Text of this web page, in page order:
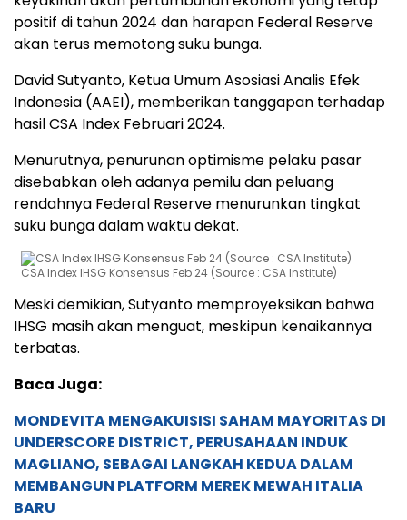
positif di tahun 2024 dan harapan Federal Reserve
akan terus memotong suku bunga.
David Sutyanto, Ketua Umum Asosiasi Analis Efek
Indonesia (AAEI), memberikan tanggapan terhadap
hasil CSA Index Februari 2024.
Menurutnya, penurunan optimisme pelaku pasar
disebabkan oleh adanya pemilu dan peluang
rendahnya Federal Reserve menurunkan tingkat
suku bunga dalam waktu dekat.
CSA Index IHSG Konsensus Feb 24 (Source : CSA Institute)
Meski demikian, Sutyanto memproyeksikan bahwa
IHSG masih akan menguat, meskipun kenaikannya
terbatas.
Baca Juga:
MONDEVITA MENGAKUISISI SAHAM MAYORITAS DI
UNDERSCORE DISTRICT, PERUSAHAAN INDUK
MAGLIANO, SEBAGAI LANGKAH KEDUA DALAM
MEMBANGUN PLATFORM MEREK MEWAH ITALIA
BARU